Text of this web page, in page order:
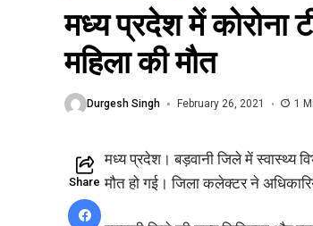
मध्य प्रदेश में
महिला की मौत
Durgesh Singh February 26, 2021 1
Share
मध्य प्रदेश। बड़वानी जिले में स्वास्थ्य
मौत हो गई। जिला कलेक्टर ने